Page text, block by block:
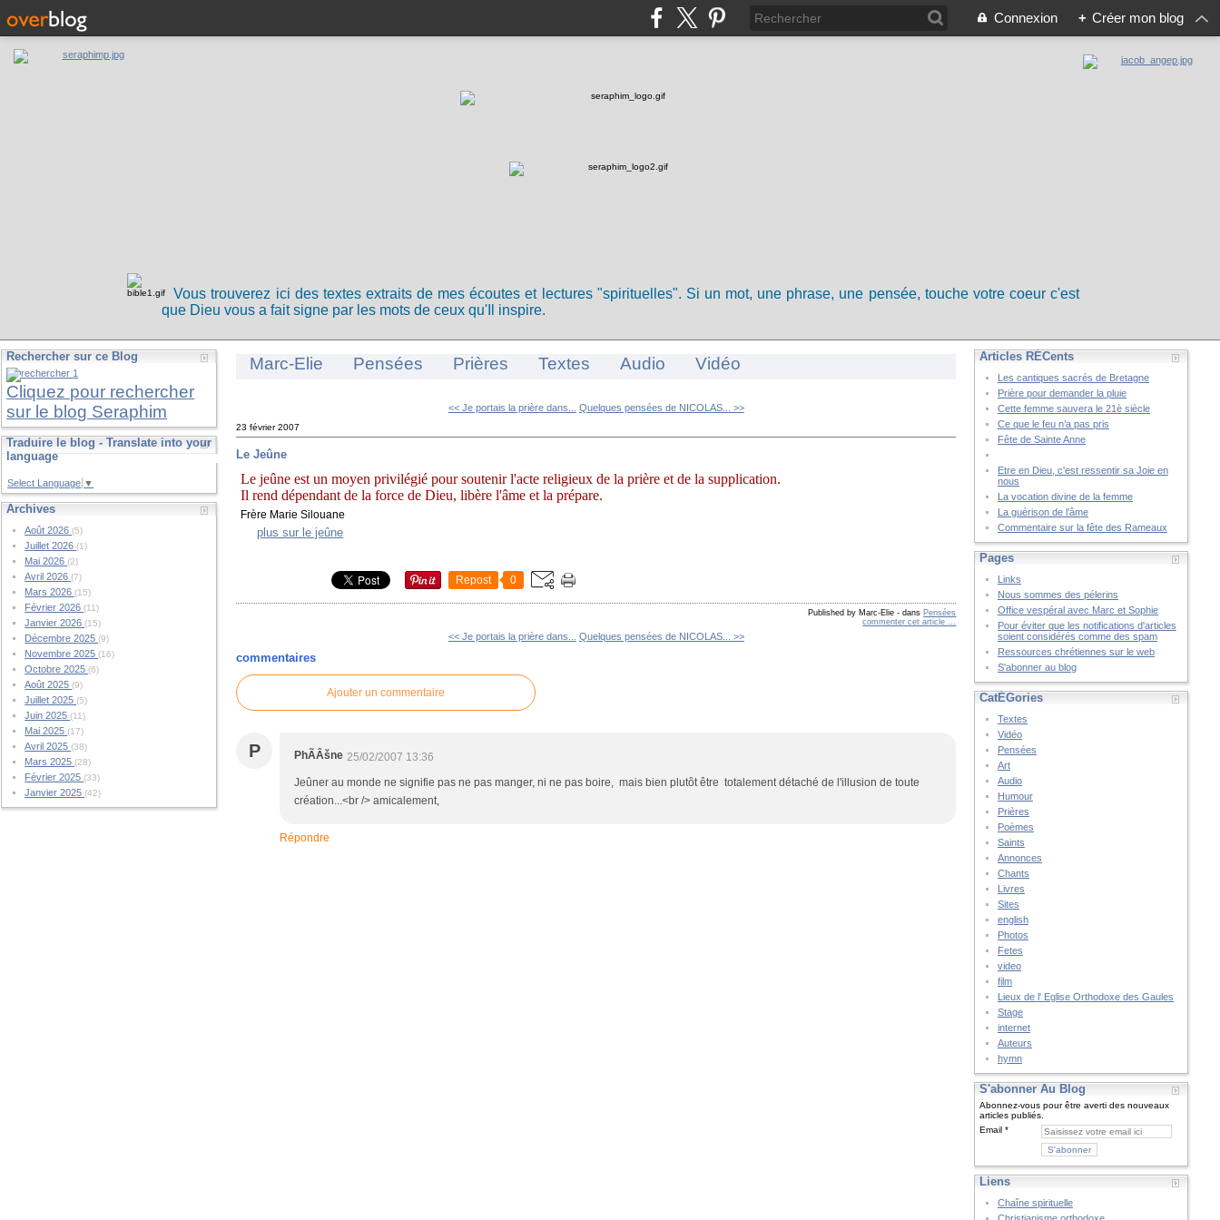
Connexion + Créer mon blog
Vous trouverez ici des textes extraits de mes écoutes et lectures "spirituelles". Si un mot, une phrase, une pensée, touche votre coeur c'est
que Dieu vous a fait signe par les mots de ceux qu'Il inspire.
Rechercher sur ce Blog
Cliquez pour rechercher
sur le blog Seraphim
Traduire le blog - Translate into your
language
Select Language ▼
Archives
Août 2026(5)
Juillet 2026(1)
Mai 2026(2)
Avril 2026(7)
Mars 2026(15)
Février 2026(11)
Janvier 2026(15)
Décembre 2025(9)
Novembre 2025(16)
Octobre 2025(6)
Août 2025(9)
Juillet 2025(5)
Juin 2025(11)
Mai 2025(17)
Avril 2025(38)
Mars 2025(28)
Février 2025(33)
Janvier 2025(42)
Marc-Elie Pensées Prières Textes Audio Vidéo
<< Je portais la prière dans... Quelques pensées de NICOLAS... >>
23 février 2007
Le Jeûne
Le jeûne est un moyen privilégié pour soutenir l'acte religieux de la prière et de la supplication.
Il rend dépendant de la force de Dieu, libère l'âme et la prépare.
Frère Marie Silouane
plus sur le jeûne
Repost 0
Published by Marc-Elie - dans Pensées
commenter cet article
<< Je portais la prière dans... Quelques pensées de NICOLAS... >>
commentaires
Ajouter un commentaire
P PhÃÂšne 25/02/2007 13:36
Jeûner au monde ne signifie pas ne pas manger, ni ne pas boire, mais bien plutôt être totalement détaché de l'illusion de toute
création...<br /> amicalement,
Répondre
Articles RÉCents
Les cantiques sacrés de Bretagne
Prière pour demander la pluie
Cette femme sauvera le 21è siècle
Ce que le feu n’a pas pris
Fête de Sainte Anne
Etre en Dieu, c'est ressentir sa Joie en
nous
La vocation divine de la femme
La guérison de l’âme
Commentaire sur la fête des Rameaux
Pages
Links
Nous sommes des pélerins
Office vespéral avec Marc et Sophie
Pour éviter que les notifications d'articles
soient considérés comme des spam
Ressources chrétiennes sur le web
S'abonner au blog
CatÉGories
Textes
Vidéo
Pensées
Art
Audio
Humour
Prières
Poèmes
Saints
Annonces
Chants
Livres
Sites
english
Photos
Fetes
video
film
Lieux de l' Eglise Orthodoxe des Gaules
Stage
internet
Auteurs
hymn
S'abonner Au Blog
Abonnez-vous pour être averti des nouveaux
articles publiés.
Email
Liens
Chaîne spirituelle